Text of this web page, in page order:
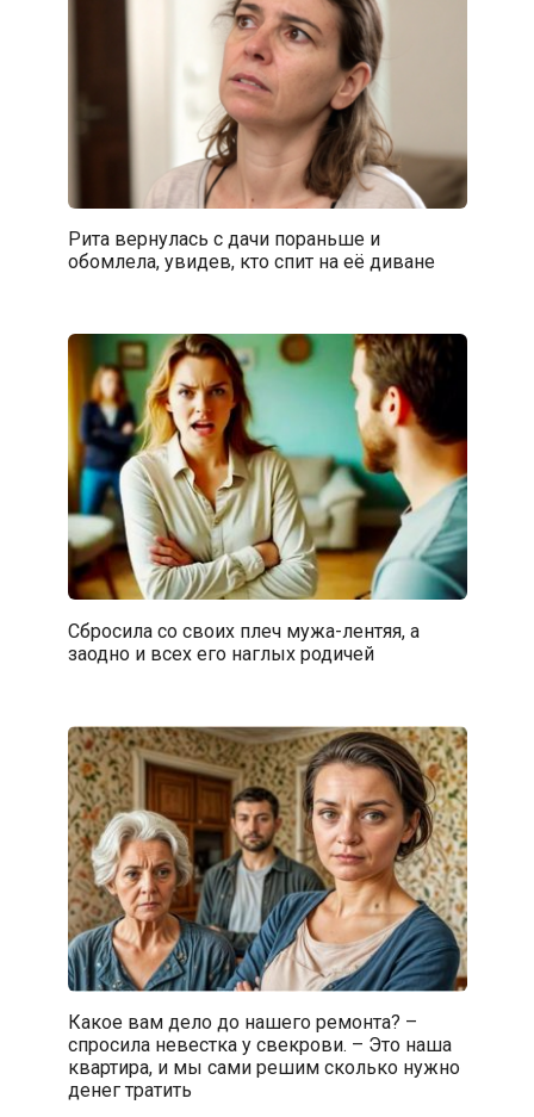
Рита вернулась с дачи пораньше и
обомлела, увидев, кто спит на её диване
Сбросила со своих плеч мужа-лентяя, а
заодно и всех его наглых родичей
Какое вам дело до нашего ремонта? –
спросила невестка у свекрови. – Это наша
квартира, и мы сами решим сколько нужно
денег тратить